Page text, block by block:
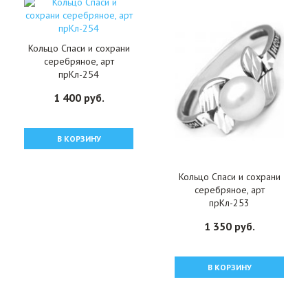
Кольцо Спаси и сохрани
серебряное, арт
прКл-254
1 400 руб.
В КОРЗИНУ
Кольцо Спаси и сохрани
серебряное, арт
прКл-253
1 350 руб.
В КОРЗИНУ